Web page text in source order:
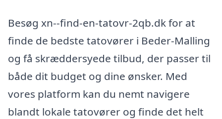
Besøg xn--find-en-tatovr-2qb.dk for at
finde de bedste tatovører i Beder-Malling
og få skræddersyede tilbud, der passer til
både dit budget og dine ønsker. Med
vores platform kan du nemt navigere
blandt lokale tatovører og finde det helt